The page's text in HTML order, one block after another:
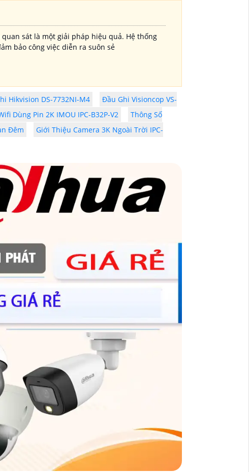
sát là một giải pháp hiệu quả. Hệ thống
bảo công việc diễn ra suôn sẻ
Hikvision DS-7732NI-M4
Đầu Ghi Visioncop VS-
Dùng Pin 2K IMOU IPC-B32P-V2
Thông Số
Đêm
Giới Thiệu Camera 3K Ngoài Trời IPC-